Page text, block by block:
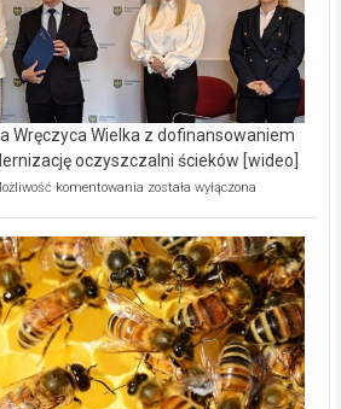
Wręczyca Wielka z dofinansowaniem
oczyszczalni ścieków [wideo]
komentowania Ekologiczne
Wręczyca
Wielka
z
dofinansowaniem
ponad
15,6
mln
na
modernizację
została wyłączona